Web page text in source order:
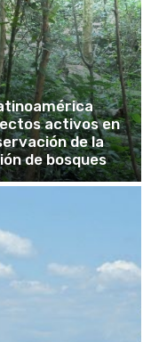
activos en
de la
de bosques